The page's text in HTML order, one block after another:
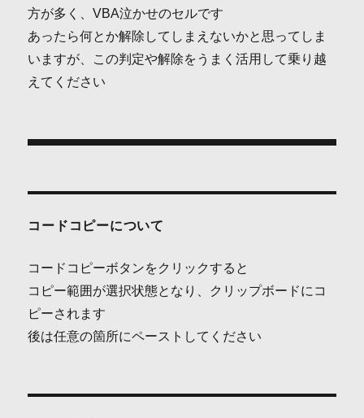
方が多く、VBA泣かせのセルです
あったら何とか解除してしまえないかと思ってしま
いますが、この判定や解除をうまく活用して乗り越
えてください
稿
ナ
ビ
ゲ
ー
ョ
コードコピーについて
コードコピーボタンをクリックすると
コピー範囲が選択状態となり、クリップボードにコ
ピーされます
後は任意の箇所にペーストしてください